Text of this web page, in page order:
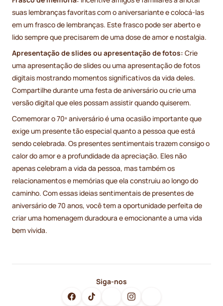
suas lembranças favoritas com o aniversariante e colocá-las
em um frasco de lembranças. Este frasco pode ser aberto e
lido sempre que precisarem de uma dose de amor e nostalgia.
Apresentação de slides ou apresentação de fotos: Crie
uma apresentação de slides ou uma apresentação de fotos
digitais mostrando momentos significativos da vida deles.
Compartilhe durante uma festa de aniversário ou crie uma
versão digital que eles possam assistir quando quiserem.
Comemorar o 70º aniversário é uma ocasião importante que
exige um presente tão especial quanto a pessoa que está
sendo celebrada. Os presentes sentimentais trazem consigo o
calor do amor e a profundidade da apreciação. Eles não
apenas celebram a vida da pessoa, mas também os
relacionamentos e memórias que ela construiu ao longo do
caminho. Com essas ideias sentimentais de presentes de
aniversário de 70 anos, você tem a oportunidade perfeita de
criar uma homenagem duradoura e emocionante a uma vida
bem vivida.
Siga-nos